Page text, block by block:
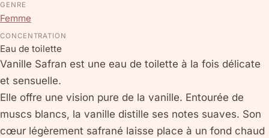
GENRE
Femme
CONCENTRATION
Eau de toilette
Vanille Safran est une eau de toilette à la fois délicate
et sensuelle.
Elle offre une vision pure de la vanille. Entourée de
muscs blancs, la vanille distille ses notes suaves. Son
cœur légèrement safrané laisse place à un fond chaud